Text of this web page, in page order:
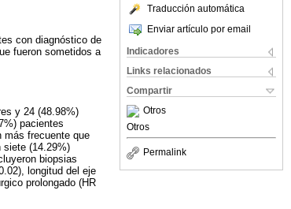
Traducción automática
Enviar artículo por email
Indicadores
Links relacionados
Compartir
Otros
Otros
Permalink
con diagnóstico de
fueron sometidos a
y 24 (48.98%)
pacientes
más frecuente que
siete (14.29%)
biopsias
longitud del eje
prolongado (HR